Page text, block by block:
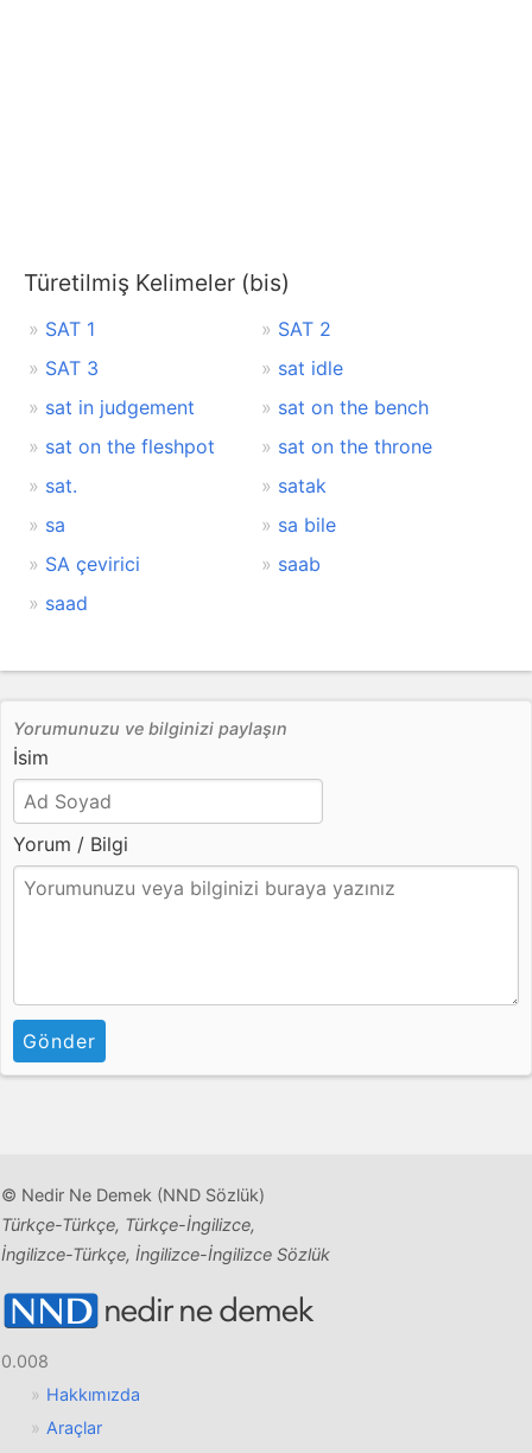
Türetilmiş Kelimeler (bis)
SAT 1
SAT 2
SAT 3
sat idle
sat in judgement
sat on the bench
sat on the fleshpot
sat on the throne
sat.
satak
sa
sa bile
SA çevirici
saab
saad
Yorumunuzu ve bilginizi paylaşın
İsim
Yorum / Bilgi
Gönder
© Nedir Ne Demek (NND Sözlük)
Türkçe-Türkçe, Türkçe-İngilizce,
İngilizce-Türkçe, İngilizce-İngilizce Sözlük
0.008
Hakkımızda
Araçlar